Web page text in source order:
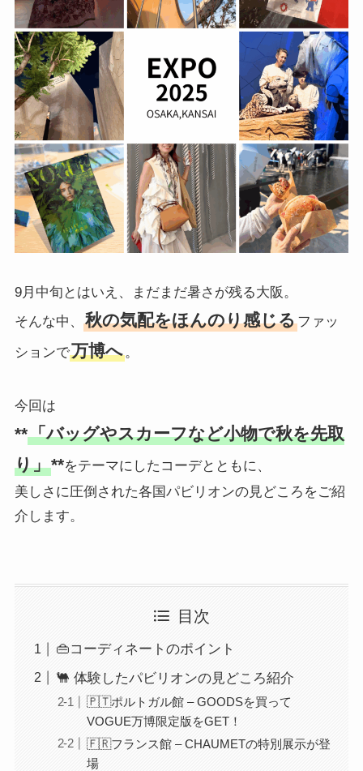
9月中旬とはいえ、まだまだ暑さが残る大阪。
そんな中、
秋の気配をほんのり感じるファッ
ションで万博へ。
今回は
**「バッグやスカーフなど小物で秋を先取
り」**をテーマにしたコーデとともに、
美しさに圧倒された各国パビリオンの見どころをご紹
介します。
目次
👜コーディネートのポイント
🐫 体験したパビリオンの見どころ紹介
🇵🇹ポルトガル館 – GOODSを買って
VOGUE万博限定版をGET！
🇫🇷フランス館 – CHAUMETの特別展示が登
場